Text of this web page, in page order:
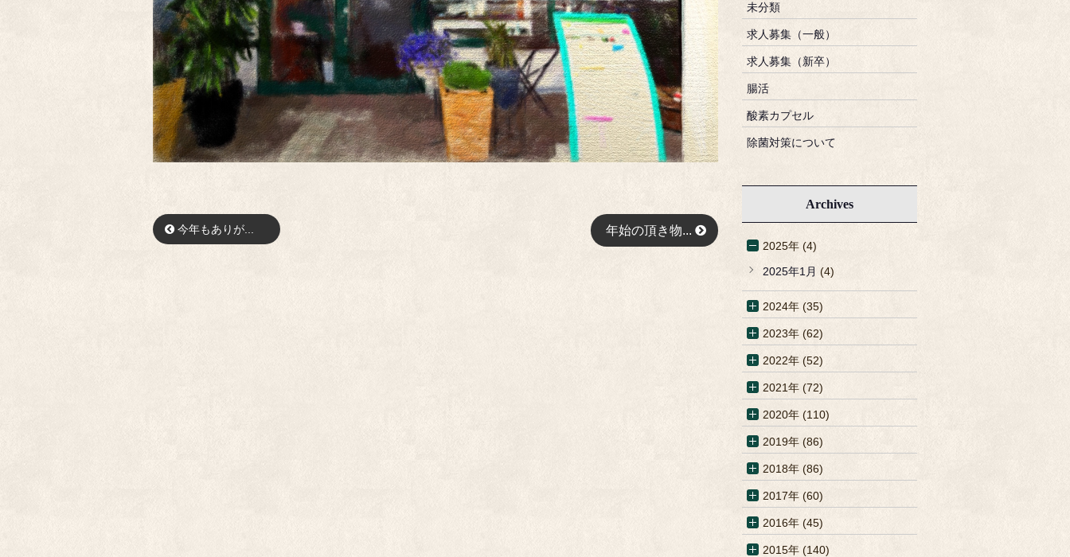
今年もありが... 年始の頂き物...
未分類
求人募集（一般）
求人募集（新卒）
腸活
酸素カプセル
除菌対策について
Archives
2025年 (4)
2025年1月 (4)
2024年 (35)
2023年 (62)
2022年 (52)
2021年 (72)
2020年 (110)
2019年 (86)
2018年 (86)
2017年 (60)
2016年 (45)
2015年 (140)